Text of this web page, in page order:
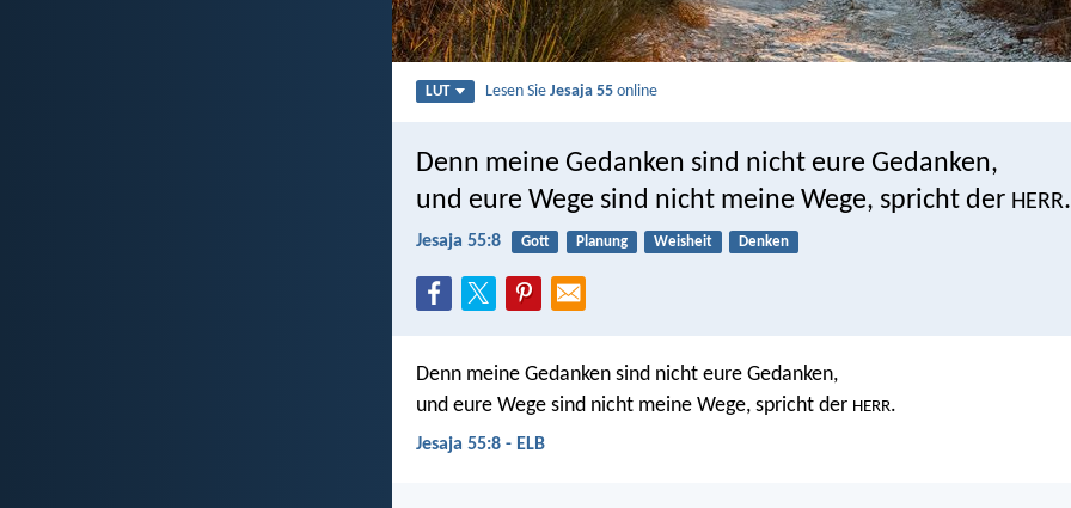
LUT Lesen SieJesaja 55 online
Denn meine Gedanken sind nicht eure Gedanken,
und eure Wege sind nicht meine Wege, spricht der HERR.
Jesaja 55:8 Gott Planung Weisheit Denken
Denn meine Gedanken sind nicht eure Gedanken,
und eure Wege sind nicht meine Wege, spricht der HERR.
Jesaja 55:8 - ELB